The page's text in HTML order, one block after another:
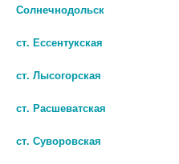
Солнечнодольск
ст. Ессентукская
ст. Лысогорская
ст. Расшеватская
ст. Суворовская